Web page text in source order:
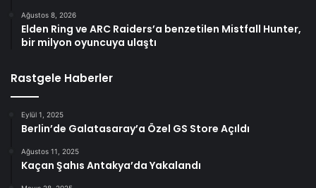
Ağustos 8, 2026
Elden Ring ve ARC Raiders’a benzetilen Mistfall Hunter,
bir milyon oyuncuya ulaştı
Rastgele Haberler
Eylül 1, 2025
Berlin’de Galatasaray’a Özel GS Store Açıldı
Ağustos 11, 2025
Kaçan Şahıs Antakya’da Yakalandı